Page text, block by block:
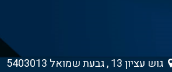
גוש עציון 13 , גבעת שמואל 5403013